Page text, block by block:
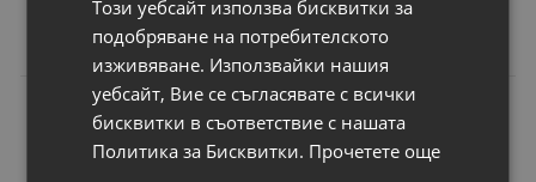
48.90 лв.
Подобни продукти
Този уебсайт използва бисквитки за
подобряване на потребителското
изживяване. Използвайки нашия
уебсайт, Вие се съгласявате с всички
бисквитки в съответствие с нашата
Политика за Бисквитки. Прочетете още